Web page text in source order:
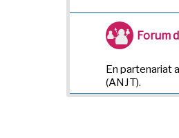
Forum
En partenariat
(ANJT).